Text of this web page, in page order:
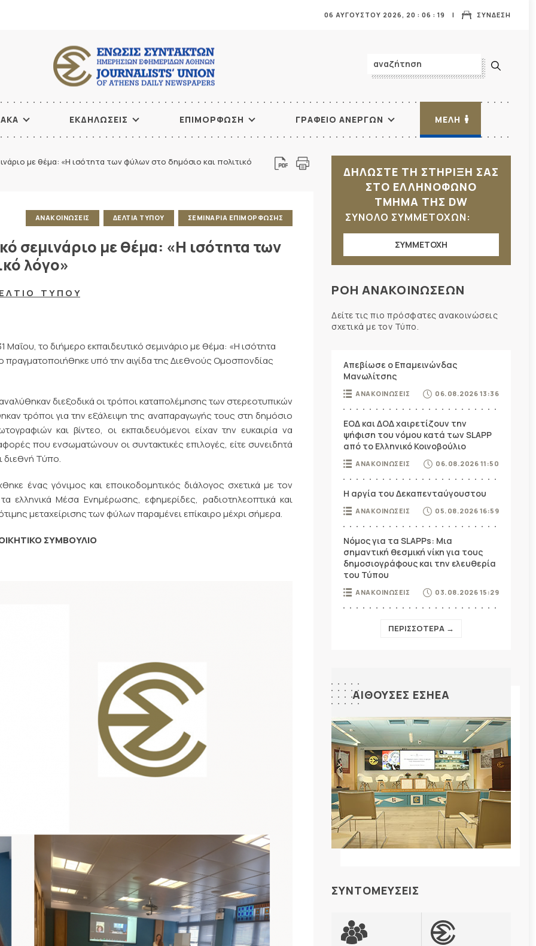
ΣΥΝΔΕΣΗ
06 ΑΥΓΟΥΣΤΟΥ 2026, 20 : 06 : 20
ΕΚΔΗΛΩΣΕΙΣ ΕΠΙΜΟΡΦΩΣΗ ΓΡΑΦΕΙΟ ΑΝΕΡΓΩΝ ΜΕΛΗ
με θέμα: «Η ισότητα των φύλων στο δημόσιο και πολιτικό
ΑΝΑΚΟΙΝΩΣΕΙΣ ΔΕΛΤΙΑ ΤΥΠΟΥ ΣΕΜΙΝΑΡΙΑ ΕΠΙΜΟΡΦΩΣΗΣ
σεμινάριο με θέμα: «Η ισότητα των
λόγο»
Λ Τ Ι Ο Τ Υ Π Ο Υ
το διήμερο εκπαιδευτικό σεμινάριο με θέμα: «Η ισότητα
πραγματοποιήθηκε υπό την αιγίδα της Διεθνούς Ομοσπονδίας
διεξοδικά οι τρόποι καταπολέμησης των στερεοτυπικών
τρόποι για την εξάλειψη της αναπαραγωγής τους στη δημόσιο
και βίντεο, οι εκπαιδευόμενοι είχαν την ευκαιρία να
που ενσωματώνουν οι συντακτικές επιλογές, είτε συνειδητά
διεθνή Τύπο.
ένας γόνιμος και εποικοδομητικός διάλογος σχετικά με τον
Μέσα Ενημέρωσης, εφημερίδες, ραδιοτηλεοπτικά και
μεταχείρισης των φύλων παραμένει επίκαιρο μέχρι σήμερα.
ΣΥΜΒΟΥΛΙΟ
ΔΗΛΩΣΤΕ ΤΗ ΣΤΗΡΙΞΗ ΣΑΣ
ΣΤΟ ΕΛΛΗΝΟΦΩΝΟ
ΤΜΗΜΑ ΤΗΣ DW
ΣΥΝΟΛΟ ΣΥΜΜΕΤΟΧΩΝ:
ΣΥΜΜΕΤΟΧΗ
ΡΟΗ ΑΝΑΚΟΙΝΩΣΕΩΝ
Δείτε τις πιο πρόσφατες ανακοινώσεις
σχετικά με τον Τύπο.
Απεβίωσε ο Επαμεινώνδας
Μανωλίτσης
ΑΝΑΚΟΙΝΩΣΕΙΣ 06.08.2026 13:36
ΕΟΔ και ΔΟΔ χαιρετίζουν την
ψήφιση του νόμου κατά των SLAPP
από το Ελληνικό Κοινοβούλιο
ΑΝΑΚΟΙΝΩΣΕΙΣ 06.08.2026 11:50
Η αργία του Δεκαπενταύγουστου
ΑΝΑΚΟΙΝΩΣΕΙΣ 05.08.2026 16:59
Νόμος για τα SLAPPs: Μια
σημαντική θεσμική νίκη για τους
δημοσιογράφους και την ελευθερία
του Τύπου
ΑΝΑΚΟΙΝΩΣΕΙΣ 03.08.2026 15:29
ΠΕΡΙΣΣΟΤΕΡΑ →
ΑΙΘΟΥΣΕΣ ΕΣΗΕΑ
ΣΥΝΤΟΜΕΥΣΕΙΣ